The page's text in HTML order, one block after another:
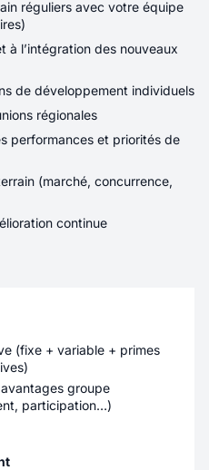
composée de leads
et de
techniques et
une place
sur un produit
en interne, utilisé par
et en constante
- Equipements
de CASAL SPORT,
réguliers avec votre équipe
à l’intégration des nouveaux
de développement individuels
régionales
performances et priorités de
(marché, concurrence,
continue
(fixe + variable + primes
groupe
participation…)